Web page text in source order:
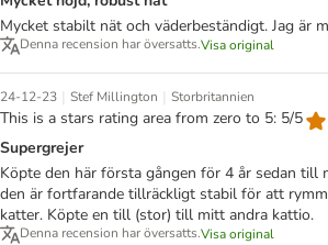
Mycket stabilt nät och väderbeständigt. Jag är
Denna recension har översatts.Visa original
24-12-23 | Stef Millington | Storbritannien
This is a stars rating area from zero to 5: 5/5
Supergrejer
Köpte den här första gången för 4 år sedan till
den är fortfarande tillräckligt stabil för att
katter. Köpte en till (stor) till mitt andra kattio.
Denna recension har översatts.Visa original